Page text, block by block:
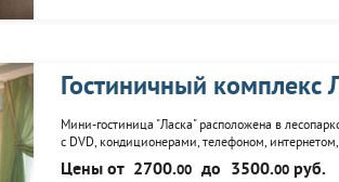
Гостиничный комплекс
Мини-гостиница "Ласка" расположена в
с DVD, кондиционерами, телефоном,
инфраструктура которого включает ресторан,
Цены от 2700.00 до 3500.00руб.